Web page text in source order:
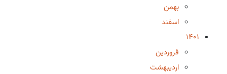
بهمن
اسفند
1401
فروردین
اردیبهشت